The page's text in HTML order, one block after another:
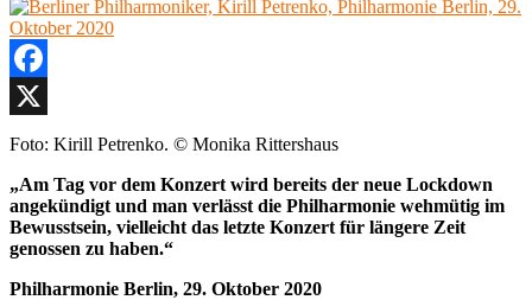
Facebook
X
Foto: Kirill Petrenko. © Monika Rittershaus
„Am Tag vor dem Konzert wird bereits der neue Lockdown
angekündigt und man verlässt die Philharmonie wehmütig im
Bewusstsein, vielleicht das letzte Konzert für längere Zeit
genossen zu haben.“
Philharmonie Berlin, 29. Oktober 2020